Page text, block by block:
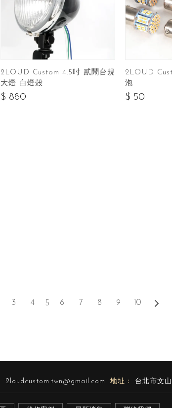
2LOUD Custom 4.5吋 貳鬧台規
大燈 白燈殼
$ 880
2LOUD
泡
$ 50
3 4 5 6 7 8 9 10
2loudcustom.twn@gmail.com 台北市文